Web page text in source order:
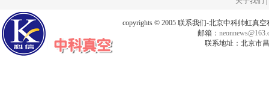
copyrights © 2005 联系我们-北京中科帅虹真
邮箱：
联系地址：北京市